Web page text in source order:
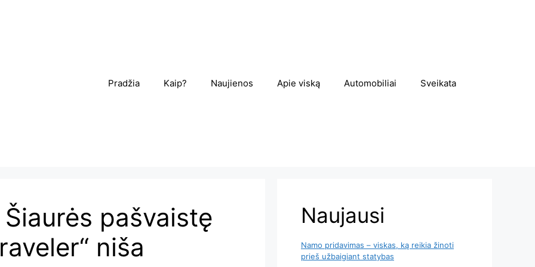
Pradžia Kaip? Naujienos Apie viską Automobiliai Sveikata
pašvaistę
niša
Naujausi
Namo pridavimas – viskas, ką reikia žinoti
prieš užbaigiant statybas